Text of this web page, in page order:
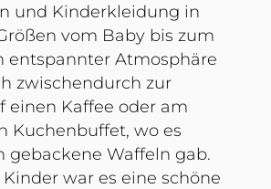
und Kinderkleidung in
vom Baby bis zum
entspannter Atmosphäre
zwischendurch zur
einen Kaffee oder am
Kuchenbuffet, wo es
gebackene Waffeln gab.
war es eine schöne